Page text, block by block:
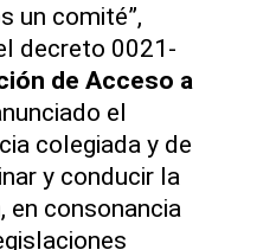
un comité”,
decreto 0021-
de Acceso a
el
colegiada y de
y conducir la
en consonancia